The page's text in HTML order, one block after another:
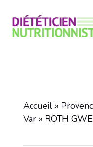
contenu
Accueil »
Var » ROTH